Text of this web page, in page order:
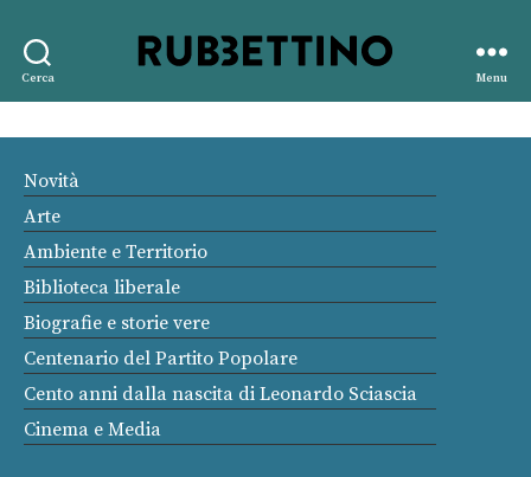
Cerca
editore
Menu
Novità
Arte
Ambiente e Territorio
Biblioteca liberale
Biografie e storie vere
Centenario del Partito Popolare
Cento anni dalla nascita di Leonardo Sciascia
Cinema e Media